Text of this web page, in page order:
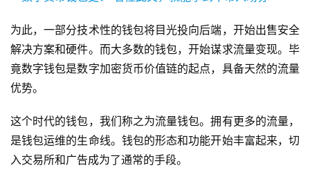
为此，一部分技术性的钱包将目光投向后端，开始出售安全
解决方案和硬件。而大多数的钱包，开始谋求流量变现。毕
竟数字钱包是数字加密货币价值链的起点，具备天然的流量
优势。
这个时代的钱包，我们称之为流量钱包。拥有更多的流量，
是钱包运维的生命线。钱包的形态和功能开始丰富起来，切
入交易所和广告成为了通常的手段。